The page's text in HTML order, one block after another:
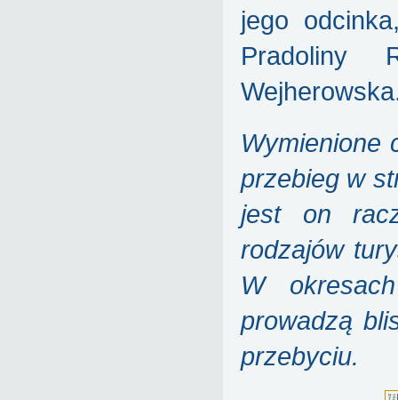
jego
Pradoliny
Wymienione
przebieg w
jest on
rodzajów
W
prowadzą
przebyciu.